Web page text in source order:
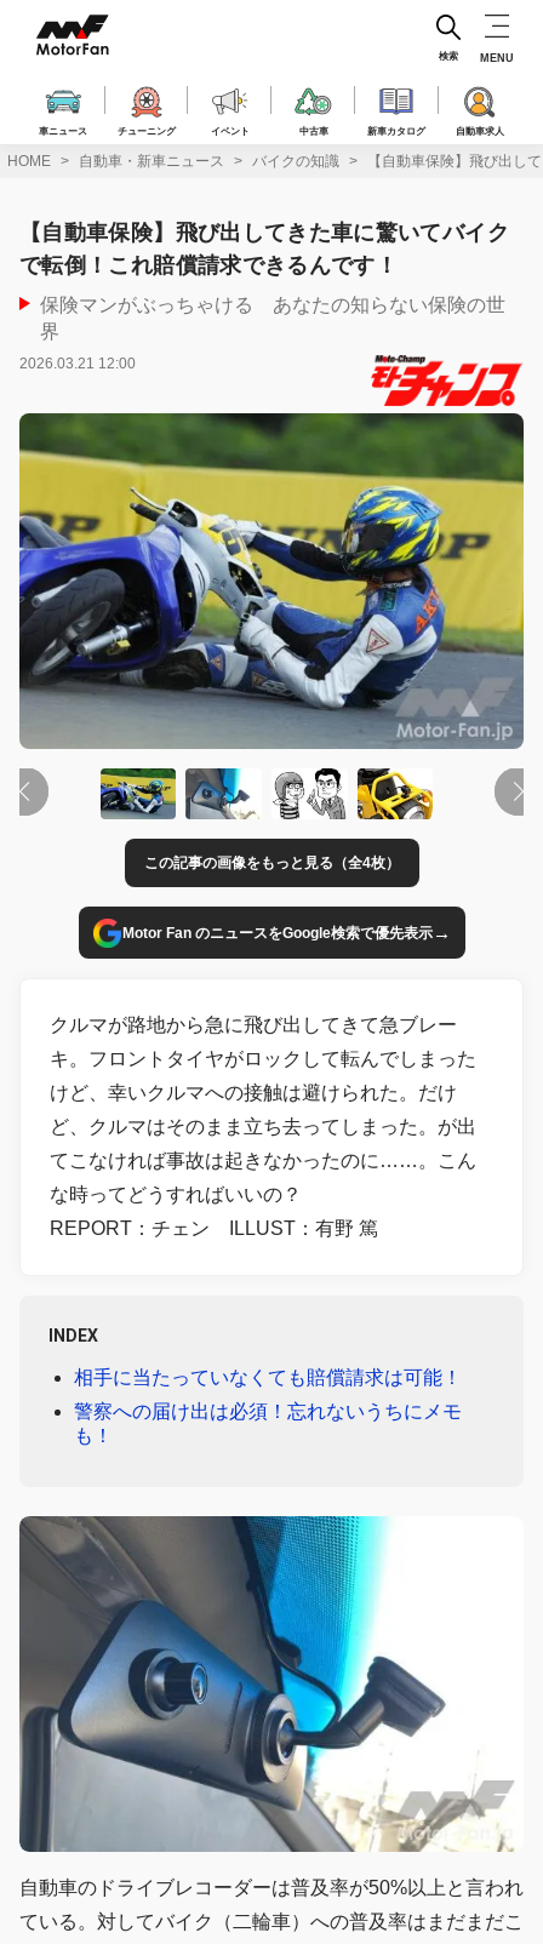
ス
車ニュース チューニング イベント 中古車 新車カタログ 自動車求人
検索 MENU
HOME 自動車・新車ニュース バイクの知識 【自動車保険】飛び出し
【自動車保険】飛び出してきた車に驚いてバイク
で転倒！これ賠償請求できるんです！
保険マンがぶっちゃける あなたの知らない保険の世
界
2026.03.21 12:00
この記事の画像をもっと見る（全4枚）
Motor Fan のニュースをGoogle検索で優先表示→
クルマが路地から急に飛び出してきて急ブレー
キ。フロントタイヤがロックして転んでしまった
けど、幸いクルマへの接触は避けられた。だけ
ど、クルマはそのまま立ち去ってしまった。が出
てこなければ事故は起きなかったのに……。こん
な時ってどうすればいいの？
REPORT：チェン ILLUST：有野 篤
INDEX
相手に当たっていなくても賠償請求は可能！
警察への届け出は必須！忘れないうちにメモ
も！
自動車のドライブレコーダーは普及率が50%以上と言われ
ている。対してバイク（二輪車）への普及率はまだまだこ